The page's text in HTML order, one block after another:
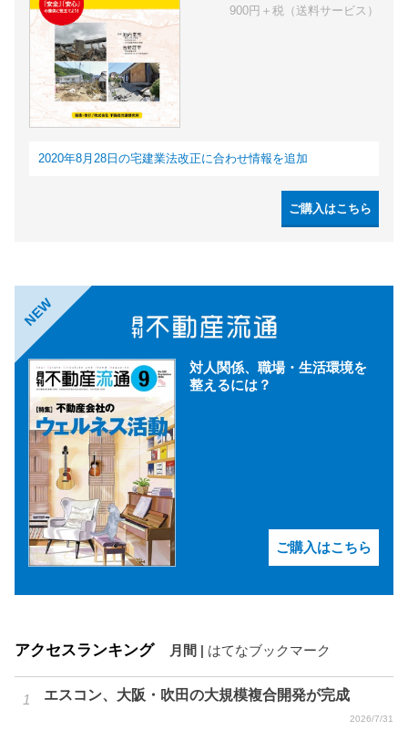
900円＋税（送料サービス）
2020年8月28日の宅建業法改正に合わせ情報を追加
ご購入はこちら
NEW
対人関係、職場・生活環境を
整えるには？
ご購入はこちら
アクセスランキング 月間 はてなブックマーク
エスコン、大阪・吹田の大規模複合開発が完成
2026/7/31